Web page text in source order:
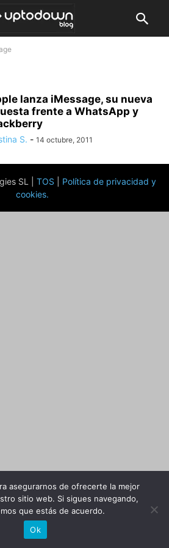
lanza iMessage, su nueva
frente a WhatsApp y
S. - 14 octubre, 2011
SL | TOS
Política de privacidad y
cookies.
asegurarnos de ofrecerte la mejor
sitio web. Si sigues navegando,
que estás de acuerdo.
Ok